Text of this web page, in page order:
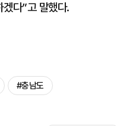
다”고 말했다.
#충남도